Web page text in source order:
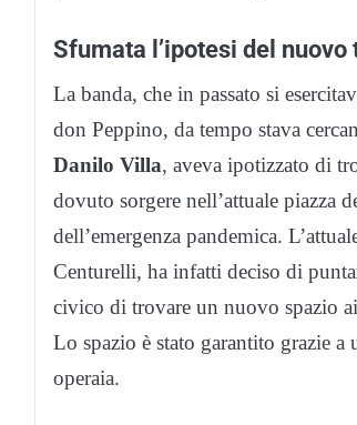
Sfumata l’ipotesi del
La banda, che in passato si
don Peppino, da tempo stava
Danilo Villa, aveva ipotizzato di
dovuto sorgere nell’attuale piazza
dell’emergenza pandemica.
Centurelli, ha infatti deciso di
civico di trovare un nuovo spazio
Lo spazio è stato garantito grazie a
operaia.